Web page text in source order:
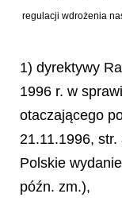
regulacji wdrożenia
1) dyrektywy
1996 r. w
otaczającego
21.11.1996,
Polskie
późn. zm.),